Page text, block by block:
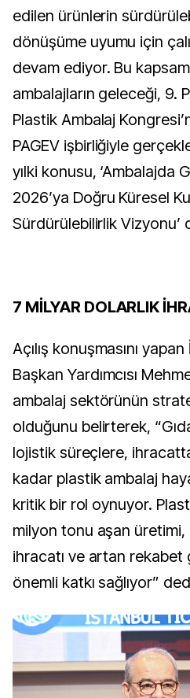
edilen ürünlerin
dönüşüme uyumu için
devam ediyor. Bu
ambalajların geleceği, 9.
Plastik Ambalaj
PAGEV işbirliğiyle
yılki konusu, ‘Ambalajda
2026’ya Doğru Küresel
Sürdürülebilirlik Vizyonu’
7 MİLYAR DOLARLIK
Açılış konuşmasını
Başkan Yardımcısı
ambalaj sektörünün
olduğunu belirterek,
lojistik süreçlere,
kadar plastik ambalaj
kritik bir rol oynuyor.
milyon tonu aşan üretimi,
ihracatı ve artan
önemli katkı sağlıyor”